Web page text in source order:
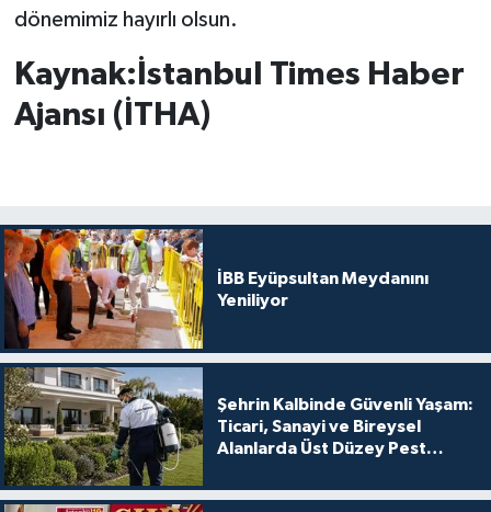
dönemimiz hayırlı olsun.
Kaynak:İstanbul Times Haber
Ajansı (İTHA)
İBB Eyüpsultan Meydanını
Yeniliyor
Şehrin Kalbinde Güvenli Yaşam:
Ticari, Sanayi ve Bireysel
Alanlarda Üst Düzey Pest